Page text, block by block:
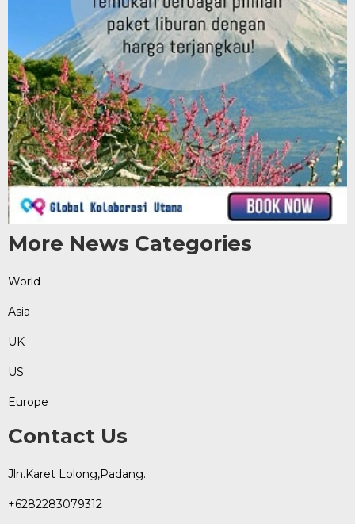
More News Categories
World
Asia
UK
US
Europe
Contact Us
Jln.Karet Lolong,Padang.
+6282283079312